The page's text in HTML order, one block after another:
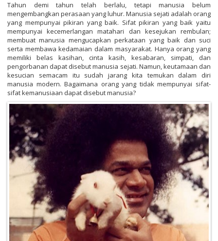
Tahun demi tahun telah berlalu, tetapi manusia belum
mengembangkan perasaan yang luhur. Manusia sejati adalah orang
yang mempunyai pikiran yang baik. Sifat pikiran yang baik yaitu
mempunyai kecemerlangan matahari dan kesejukan rembulan;
membuat manusia mengucapkan perkataan yang baik dan suci
serta membawa kedamaian dalam masyarakat. Hanya orang yang
memiliki belas kasihan, cinta kasih, kesabaran, simpati, dan
pengorbanan dapat disebut manusia sejati. Namun, keutamaan dan
kesucian semacam itu sudah jarang kita temukan dalam diri
manusia modern. Bagaimana orang yang tidak mempunyai sifat-
sifat kemanusiaan dapat disebut manusia?